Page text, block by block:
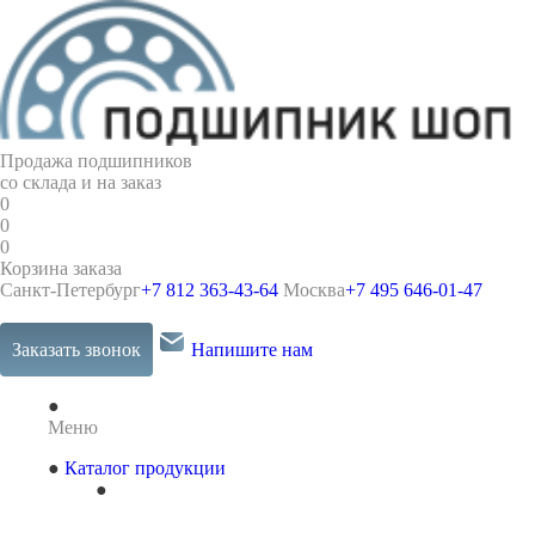
Продажа подшипников
со склада и на заказ
0
0
0
Корзина заказа
Санкт-Петербург+7 812 363-43-64 Москва+7 495 646-01-47
Заказать звонок Напишите нам
Меню
Каталог продукции